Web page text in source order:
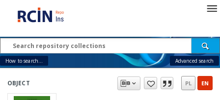
How to search... Advanced search
OBJECT PL EN